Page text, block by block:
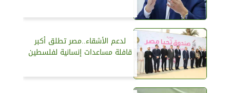
لدعم الأشقاء..مصر تطلق أكبر
قافلة مساعدات إنسانية لفلسطين